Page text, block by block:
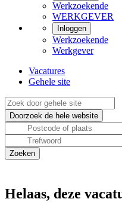
Werkzoekende
WERKGEVER
Inloggen
Werkzoekende
Werkgever
Vacatures
Gehele site
Helaas, deze